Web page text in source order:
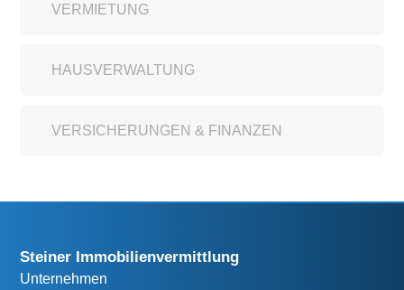
VERMIETUNG
HAUSVERWALTUNG
VERSICHERUNGEN & FINANZEN
Steiner Immobilienvermittlung
Unternehmen